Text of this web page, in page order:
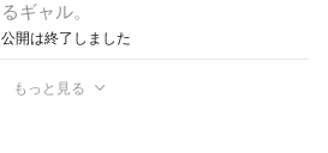
るギャル。
公開は終了しました
もっと見る